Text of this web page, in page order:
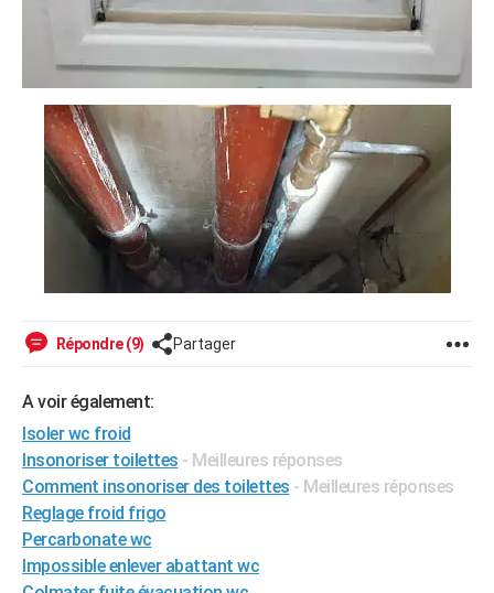
Répondre (9) Partager
A voir également:
Isoler wc froid
Insonoriser toilettes - Meilleures réponses
Comment insonoriser des toilettes - Meilleures réponses
Reglage froid frigo
Percarbonate wc
Impossible enlever abattant wc